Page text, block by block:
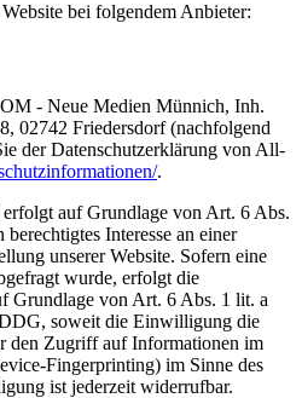
bei folgendem Anbieter:
- Neue Medien Münnich, Inh.
02742 Friedersdorf (nachfolgend
der Datenschutzerklärung von All-
.
auf Grundlage von Art. 6 Abs.
Interesse an einer
unserer Website. Sofern eine
wurde, erfolgt die
Grundlage von Art. 6 Abs. 1 lit. a
soweit die Einwilligung die
den Zugriff auf Informationen im
Fingerprinting) im Sinne des
ist jederzeit widerrufbar.